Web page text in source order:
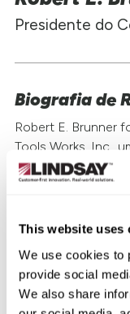
This website uses
We use cookies to
provide social
We also share
Presidente do
Biografia de
Robert E. Brunner
Tools Works, Inc.,
tecnologia
aposentadoria em
2005 a 2006 e
ocupou várias
incluindo gestão
marketing. O Sr.